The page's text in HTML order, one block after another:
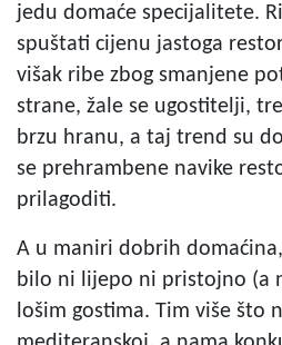
jedu domaće specijalitete.
spuštati cijenu jastoga
višak ribe zbog smanjene
strane, žale se ugostitelji,
brzu hranu, a taj trend su
se prehrambene navike
prilagoditi.
A u maniri dobrih
bilo ni lijepo ni pristojno (a
lošim gostima. Tim više što